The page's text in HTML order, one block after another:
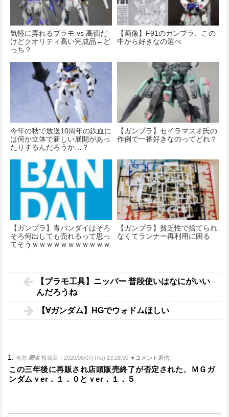
気軽に弄れるプラモ vs 高価だ
けどクオリティ高い完成品←ど
っち？
【画像】F91のガンプラ、この
中から好きなの選べ
今年の秋で放送10周年の鉄血に
は何か立体で新しい展開があっ
たりするんだろうか…？
【ガンプラ】セイラマスオ氏の
作例で一番好きなのってどれ？
【ガンプラ】青バンダイはそろ
そろ何出しても売れるって思っ
てそうｗｗｗｗｗｗｗｗｗｗｗ
【ガンプラ】貧乏性で捨てられ
なくてランナー再利用に困る
【プラモ工具】ニッパー 普段使いはなにがいい
んだろうね
【∀ガンダム】HGでウォドムほしい
1. 名前:匿名 投稿日：2020/05/07(Thu) 13:28:30 ▼コメント返信
この三年後に再販され店頭販売終了が否定された、ＭＧガ
ンダムｖer．１．０とｖer．１．５